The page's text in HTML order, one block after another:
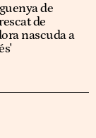
de
de
nascuda a